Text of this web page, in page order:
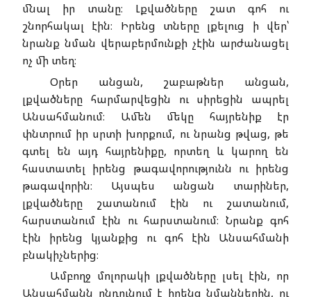
մնալ իր տանը։ Լքվածները շատ գոհ ու
շնորհակալ էին։ Իրենց տները լքելուց ի վեր՝
նրանք նման վերաբերմունքի չէին արժանացել
ոչ մի տեղ։
Օրեր անցան, շաբաթներ անցան,
լքվածները հարմարվեցին ու սիրեցին ապրել
Անսահմանում։ Ամեն մեկը հայրենիք էր
փնտրում իր սրտի խորքում, ու նրանց թվաց, թե
գտել են այդ հայրենիքը, որտեղ և կարող են
հաստատել իրենց թագավորությունն ու իրենց
թագավորին։ Այսպես անցան տարիներ,
լքվածները շատանում էին ու շատանում,
հարստանում էին ու հարստանում։ Նրանք գոհ
էին իրենց կյանքից ու գոհ էին Անսահմանի
բնակիչներից։
Ամբողջ մոլորակի լքվածները լսել էին, որ
Անսահմանն ընդունում է իրենց նմաններին, ու